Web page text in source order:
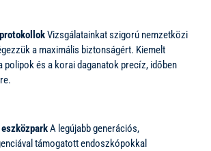
Vizsgálatainkat szigorú nemzetközi
a maximális biztonságért. Kiemelt
polipok és a korai daganatok precíz, időben
A legújabb generációs,
támogatott endoszkópokkal